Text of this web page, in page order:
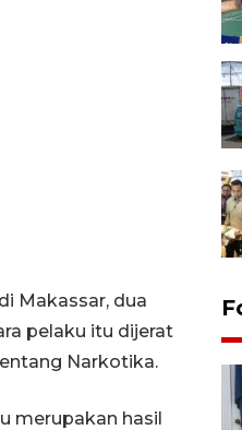
Makassar, dua
pelaku itu dijerat
Narkotika.
merupakan hasil